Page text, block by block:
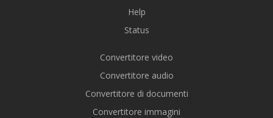
Help
Status
Convertitore video
Convertitore audio
Convertitore di documenti
Convertitore immagini